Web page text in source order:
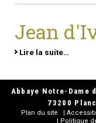
Jean
Lire la suite…
Abbaye Notre-Dame
73200
Plan du site
Politique